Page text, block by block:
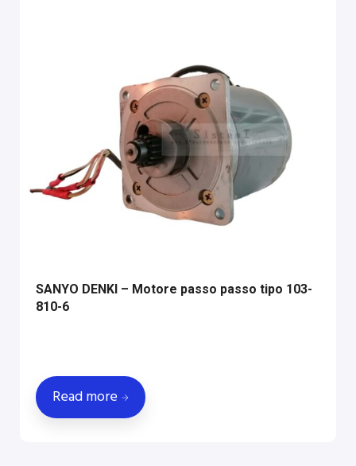
SANYO DENKI – Motore passo passo tipo 103-
810-6
Read more